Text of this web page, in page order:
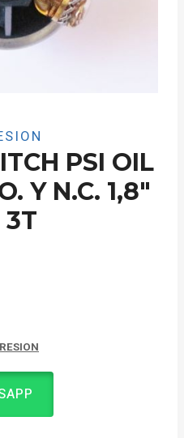
PSI OIL
Y N.C. 1,8″